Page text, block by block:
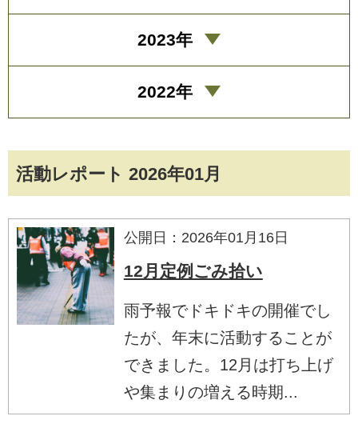
活動レポート 2026年01月
公開日：2026年01月16日
12月定例ごみ拾い
雨予報でドキドキの開催でし
たが、年末に活動することが
できました。12月は打ち上げ
や集まりの増える時期...
2023年
2022年